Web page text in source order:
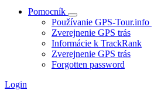
Pomocník
Používanie GPS-Tour.info
Zverejnenie GPS trás
Informácie k TrackRank
Zverejnenie GPS trás
Forgotten password
Login